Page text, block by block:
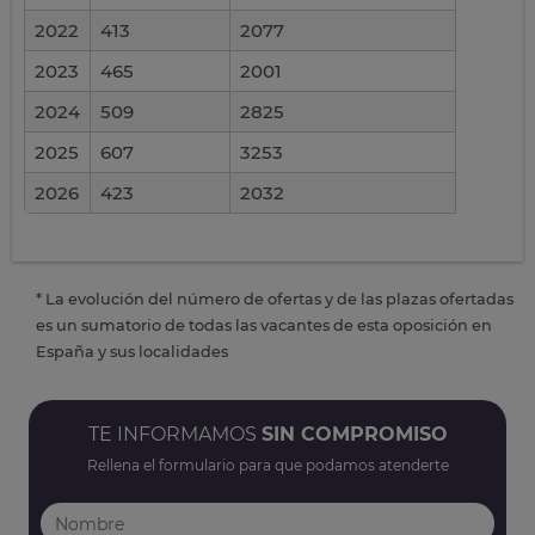
2022
413
2077
2023
465
2001
2024
509
2825
2025
607
3253
2026
423 2032
* La evolución del número de ofertas y de las plazas ofertadas
es un sumatorio de todas las vacantes de esta oposición en
España y sus localidades
TE INFORMAMOS SIN COMPROMISO
Rellena el formulario para que podamos atenderte